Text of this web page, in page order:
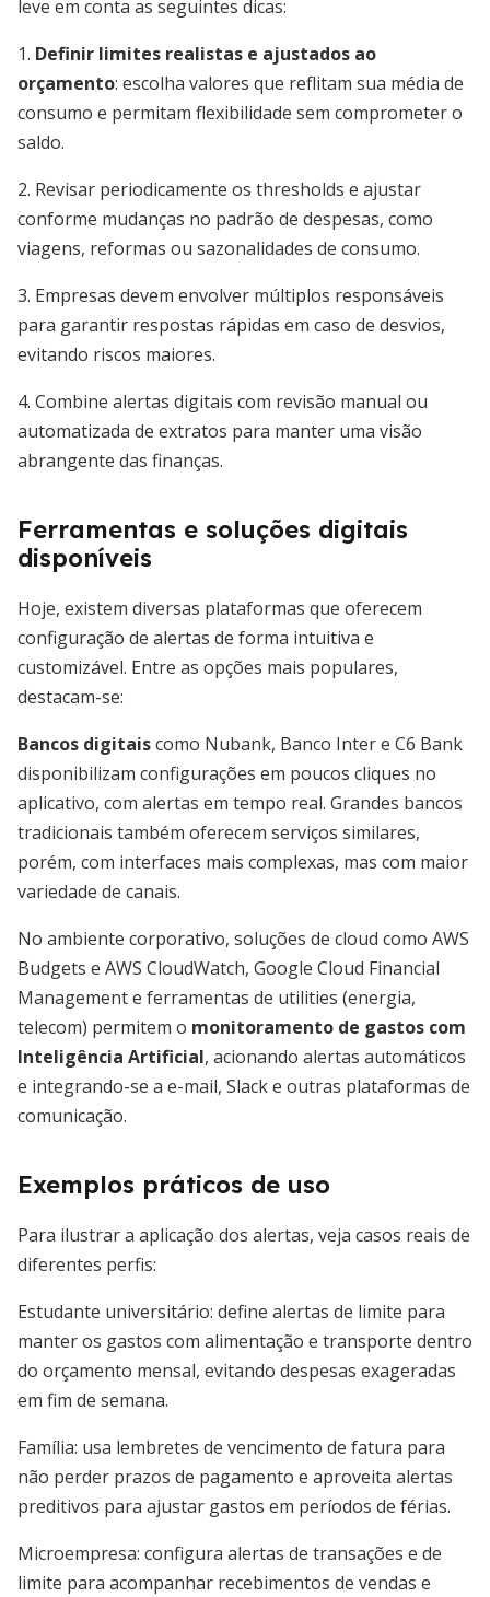
leve em conta as seguintes dicas:
1. Definir limites realistas e ajustados ao
orçamento: escolha valores que reflitam sua média de
consumo e permitam flexibilidade sem comprometer o
saldo.
2. Revisar periodicamente os thresholds e ajustar
conforme mudanças no padrão de despesas, como
viagens, reformas ou sazonalidades de consumo.
3. Empresas devem envolver múltiplos responsáveis
para garantir respostas rápidas em caso de desvios,
evitando riscos maiores.
4. Combine alertas digitais com revisão manual ou
automatizada de extratos para manter uma visão
abrangente das finanças.
Ferramentas e soluções digitais
disponíveis
Hoje, existem diversas plataformas que oferecem
configuração de alertas de forma intuitiva e
customizável. Entre as opções mais populares,
destacam-se:
Bancos digitaiscomo Nubank, Banco Inter e C6 Bank
disponibilizam configurações em poucos cliques no
aplicativo, com alertas em tempo real. Grandes bancos
tradicionais também oferecem serviços similares,
porém, com interfaces mais complexas, mas com maior
variedade de canais.
No ambiente corporativo, soluções de cloud como AWS
Budgets e AWS CloudWatch, Google Cloud Financial
Management e ferramentas de utilities (energia,
telecom) permitem o monitoramento de gastos com
Inteligência Artificial, acionando alertas automáticos
e integrando-se a e-mail, Slack e outras plataformas de
comunicação.
Exemplos práticos de uso
Para ilustrar a aplicação dos alertas, veja casos reais de
diferentes perfis:
Estudante universitário: define alertas de limite para
manter os gastos com alimentação e transporte dentro
do orçamento mensal, evitando despesas exageradas
em fim de semana.
Família: usa lembretes de vencimento de fatura para
não perder prazos de pagamento e aproveita alertas
preditivos para ajustar gastos em períodos de férias.
Microempresa: configura alertas de transações e de
limite para acompanhar recebimentos de vendas e